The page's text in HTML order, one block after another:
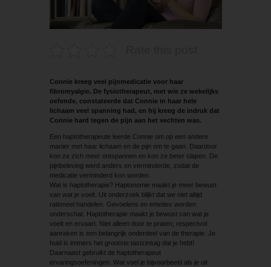
Connie kreeg veel pijnmedicatie voor haar
fibromyalgie. De fysiotherapeut, met wie ze wekelijks
oefende, constateerde dat Connie in haar hele
lichaam veel spanning had, en hij kreeg de indruk dat
Connie hard tegen de pijn aan het vechten was.
Een haptotherapeute leerde Connie om op een andere
manier met haar lichaam en de pijn om te gaan. Daardoor
kon ze zich meer ontspannen en kon ze beter slapen. De
pijnbeleving werd anders en verminderde, zodat de
medicatie verminderd kon worden.
Wat is haptotherapie? Haptonomie maakt je meer bewust
van wat je voelt. Uit onderzoek blijkt dat we niet altijd
rationeel handelen. Gevoelens en emoties worden
onderschat. Haptotherapie maakt je bewust van wat je
voelt en ervaart. Niet alleen door te praten; respectvol
aanraken is een belangrijk onderdeel van de therapie. Je
huid is immers het grootste tastzintuig dat je hebt!
Daarnaast gebruikt de haptotherapeut
ervaringsoefeningen. Wat voel je bijvoorbeeld als je uit